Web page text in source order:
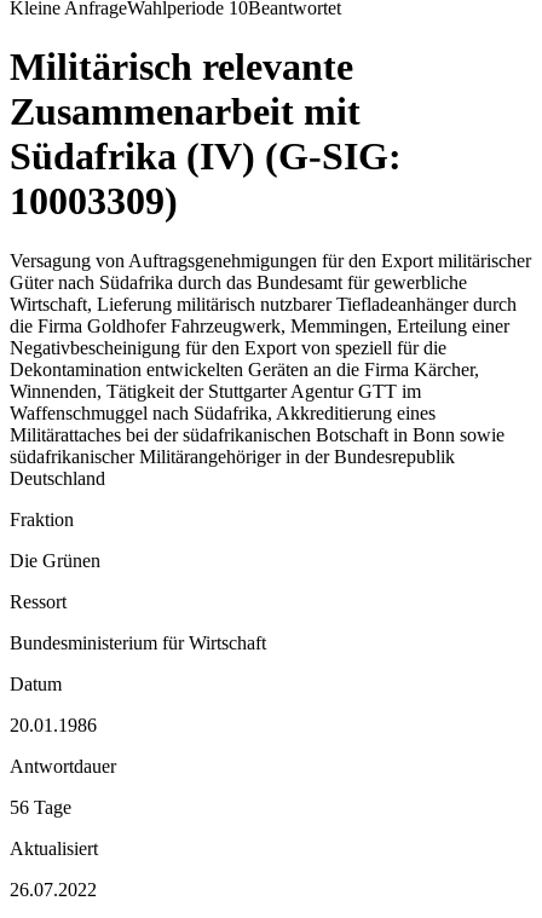
Kleine AnfrageWahlperiode 10Beantwortet
Militärisch relevante
Zusammenarbeit mit
Südafrika (IV) (G-SIG:
10003309)
Versagung von Auftragsgenehmigungen für den Export militärischer
Güter nach Südafrika durch das Bundesamt für gewerbliche
Wirtschaft, Lieferung militärisch nutzbarer Tiefladeanhänger durch
die Firma Goldhofer Fahrzeugwerk, Memmingen, Erteilung einer
Negativbescheinigung für den Export von speziell für die
Dekontamination entwickelten Geräten an die Firma Kärcher,
Winnenden, Tätigkeit der Stuttgarter Agentur GTT im
Waffenschmuggel nach Südafrika, Akkreditierung eines
Militärattaches bei der südafrikanischen Botschaft in Bonn sowie
südafrikanischer Militärangehöriger in der Bundesrepublik
Deutschland
Fraktion
Die Grünen
Ressort
Bundesministerium für Wirtschaft
Datum
20.01.1986
Antwortdauer
56 Tage
Aktualisiert
26.07.2022